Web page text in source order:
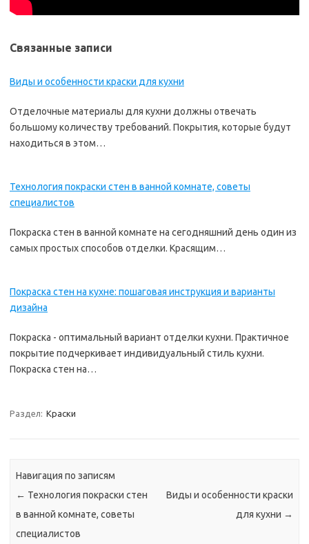
Связанные записи
Виды и особенности краски для кухни
Отделочные материалы для кухни должны отвечать
большому количеству требований. Покрытия, которые будут
находиться в этом…
Технология покраски стен в ванной комнате, советы
специалистов
Покраска стен в ванной комнате на сегодняшний день один из
самых простых способов отделки. Красящим…
Покраска стен на кухне: пошаговая инструкция и варианты
дизайна
Покраска - оптимальный вариант отделки кухни. Практичное
покрытие подчеркивает индивидуальный стиль кухни.
Покраска стен на…
Раздел: Краски
Навигация по записям
← Технология покраски стен
в ванной комнате, советы
специалистов
Виды и особенности краски
для кухни →